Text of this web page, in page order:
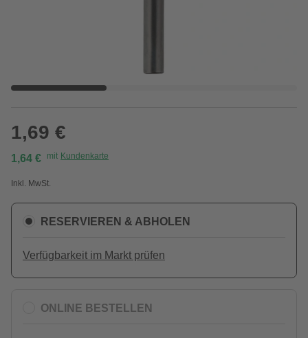
1,69 €
1,64 € mit Kundenkarte
Inkl. MwSt.
RESERVIEREN & ABHOLEN
Verfügbarkeit im Markt prüfen
ONLINE BESTELLEN